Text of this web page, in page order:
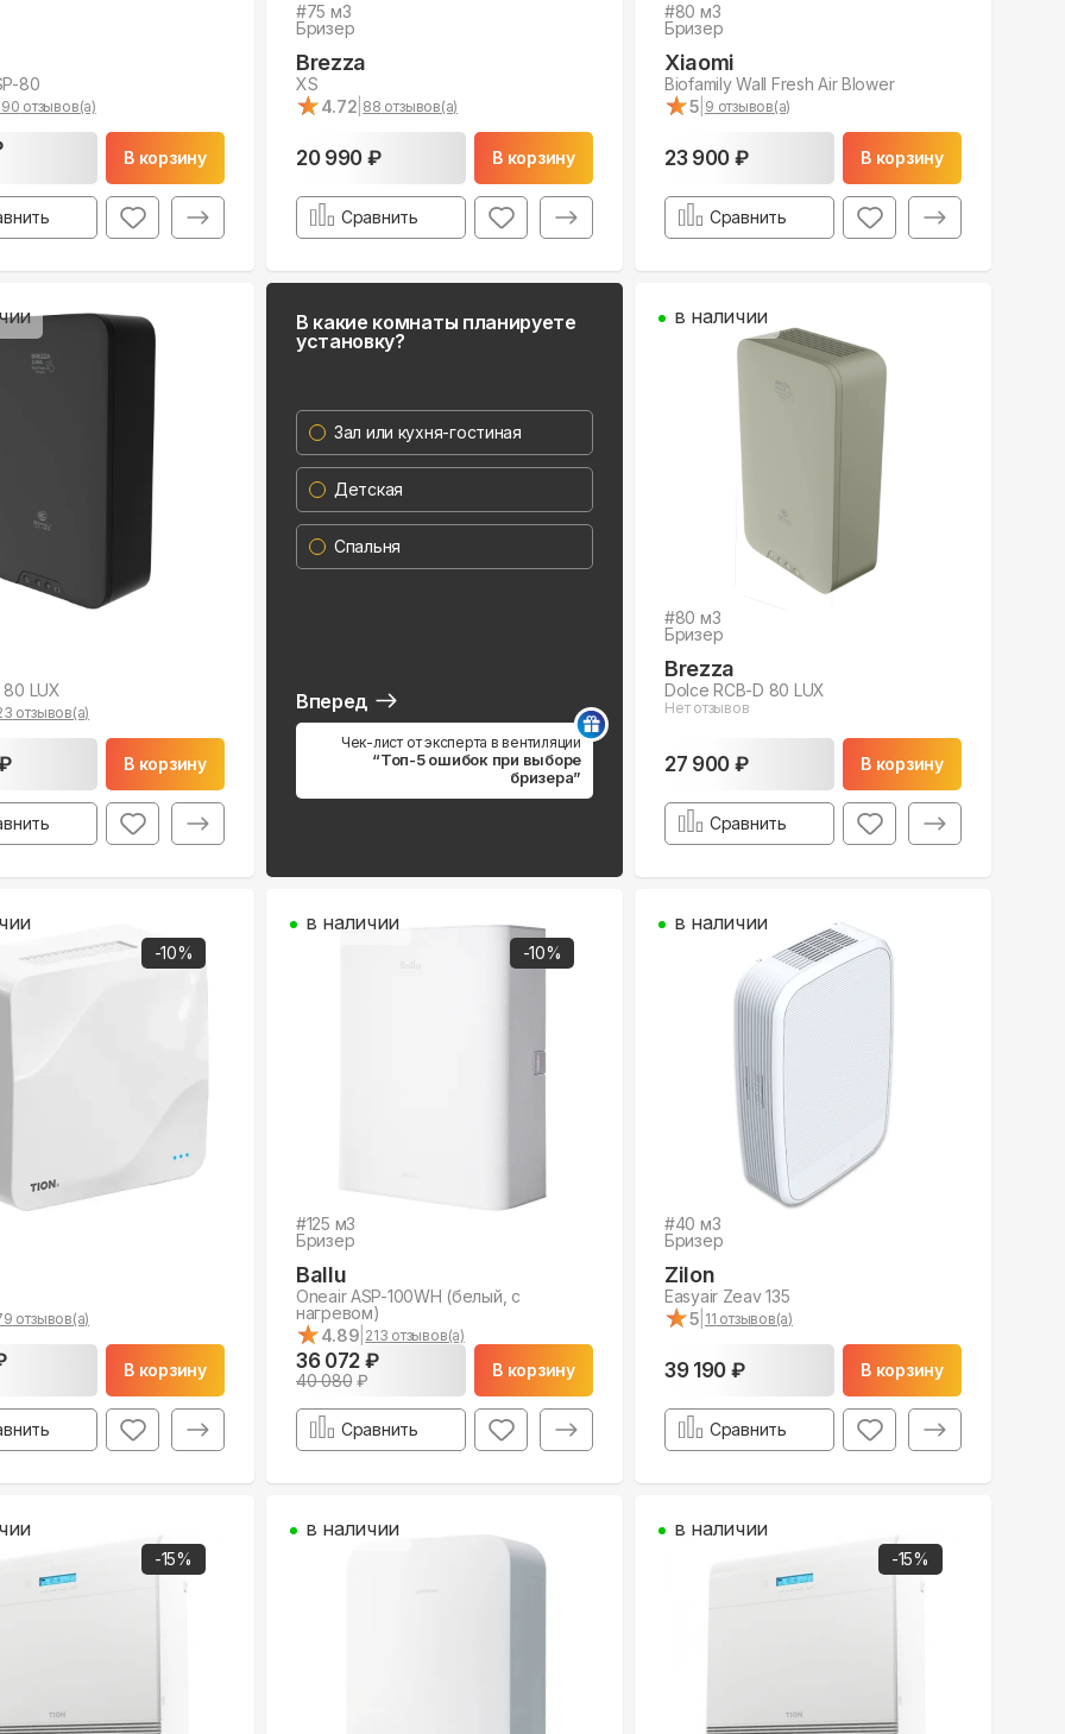
80
отзывов(а)
В корзину
#75 м3
Бризер
Brezza
XS
★
★4.72 88 отзывов(а)
20 990 ₽ В корзину
Сравнить
#80 м3
Бризер
Xiaomi
Biofamily Wall Fresh Air Blower
★
★5 9 отзывов(а)
23 900 ₽ В корзину
Сравнить
80 LUX
отзывов(а)
В корзину
#80 м3
Бризер
Brezza
Dolce RCB-D 80 LUX
Нет отзывов
27 900 ₽ В корзину
в наличии
Сравнить
-10%
отзывов(а)
В корзину
-10%
#125 м3
Бризер
Ballu
Oneair ASP-100WH (белый, с
нагревом)
★
★4.89 213 отзывов(а)
36 072 ₽
40 080₽
В корзину
в наличии
Сравнить
#40 м3
Бризер
Zilon
Easyair Zeav 135
★
★5 11 отзывов(а)
39 190 ₽ В корзину
в наличии
Сравнить
-15%
в наличии
-15%
в наличии
В какие комнаты планируете
установку?
Зал или кухня-гостиная
Детская
Спальня
Вперед
Чек-лист от эксперта в вентиляции
“Топ-5 ошибок при выборе
бризера”